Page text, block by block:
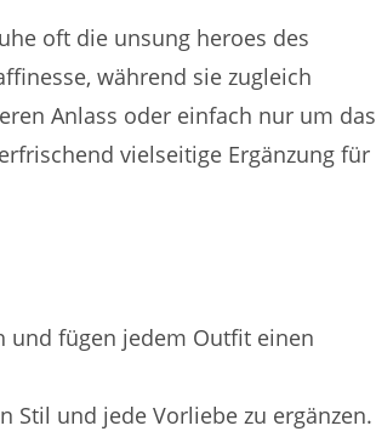
oft die unsung heroes des
während sie zugleich
Anlass oder einfach nur um das
vielseitige Ergänzung für
und fügen jedem Outfit einen
Stil und jede Vorliebe zu ergänzen.